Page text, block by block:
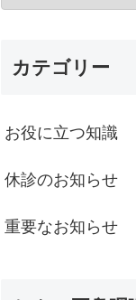
カテゴリー
お役に立つ知識
休診のお知らせ
重要なお知らせ